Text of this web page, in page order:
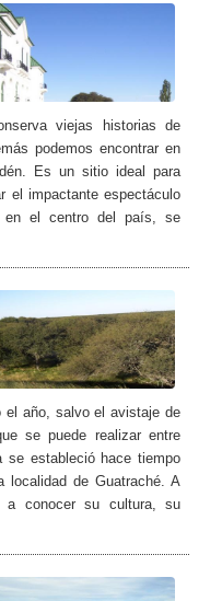
viejas historias de
podemos encontrar en
Es un sitio ideal para
el impactante espectáculo
en el centro del país, se
el año, salvo el avistaje de
se puede realizar entre
se estableció hace tiempo
localidad de Guatraché. A
a conocer su cultura, su